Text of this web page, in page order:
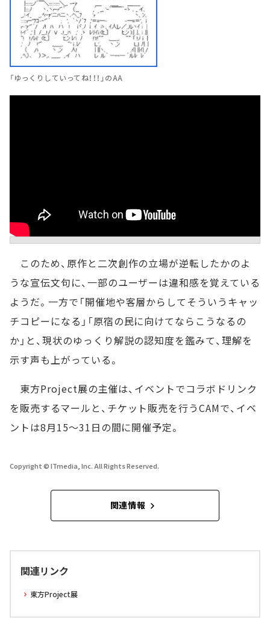
「ゆっくりしていってね！！！」のAA
このため、原作と二次創作の立場が逆転したかのよ
うな宣伝文句に、一部のユーザーは違和感を覚えている
ようだ。一方で「開催地や客層からしてそういうキャッ
チコピーになる」「原宿の民に向けてならこうなるの
か」と、現状のゆっくり解説の認知度を鑑みて、理解を
示す声も上がっている。
東方Project展の主催は、イベントでコラボドリンク
を販売するマールと、チケット販売を行うCAMで、イベ
ントは8月15～31日の間に開催予定。
Copyright © ITmedia, Inc. All Rights Reserved.
関連情報
関連リンク
東方Project展